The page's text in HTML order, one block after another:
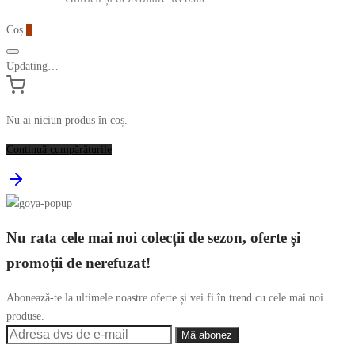
Coș
Updating…
Nu ai niciun produs în coș.
Continuă cumpărăturile
Nu rata cele mai noi colecții de sezon, oferte și
promoții de nerefuzat!
Abonează-te la ultimele noastre oferte și vei fi în trend cu cele mai noi
produse.